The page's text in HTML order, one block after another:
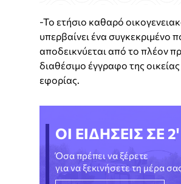
-Το ετήσιο καθαρό
υπερβαίνει ένα συγκεκριμένο
αποδεικνύεται από το πλέον
διαθέσιμο έγγραφο της
εφορίας.
ΟΙ ΕΙΔΗΣΕΙΣ ΣΕ 2'
Όσα πρέπει να ξέρετε
για να ξεκινήσετε τη μέρα